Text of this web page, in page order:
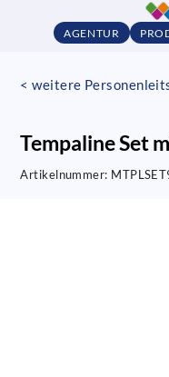
AGENTUR
< weitere
Tempaline Set
Artikelnummer: